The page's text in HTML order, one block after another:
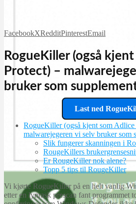
FacebookXRedditPinterestEmail
RogueKiller (også
Protect) –
bruker som
Last ned
RogueKiller (også kjent som Adlice
malwarejegeren vi selv bruker som
Slik fungerer skanningen i
RougeKillers
Er RougeKiller nok alene?
Topp 5 tips til RougeKiller
Vi kjørte RogueKiller på en helt vanlig
etter en lynrask prescan fant programmet